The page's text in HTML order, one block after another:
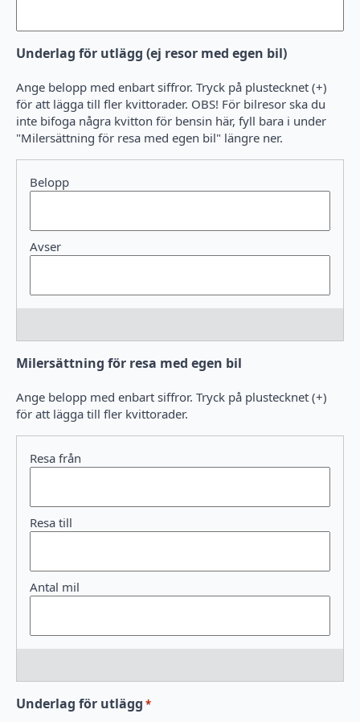
Underlag för utlägg (ej resor med egen bil)
Ange belopp med enbart siffror. Tryck på plustecknet (+)
för att lägga till fler kvittorader. OBS! För bilresor ska du
inte bifoga några kvitton för bensin här, fyll bara i under
"Milersättning för resa med egen bil" längre ner.
Milersättning för resa med egen bil
Ange belopp med enbart siffror. Tryck på plustecknet (+)
för att lägga till fler kvittorader.
Underlag för utlägg *